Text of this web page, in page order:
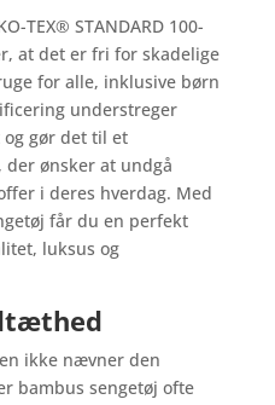
TEX® STANDARD 100-
at det er fri for skadelige
for alle, inklusive børn
understreger
gør det til et
der ønsker at undgå
i deres hverdag. Med
får du en perfekt
luksus og
ikke nævner den
bambus sengetøj ofte